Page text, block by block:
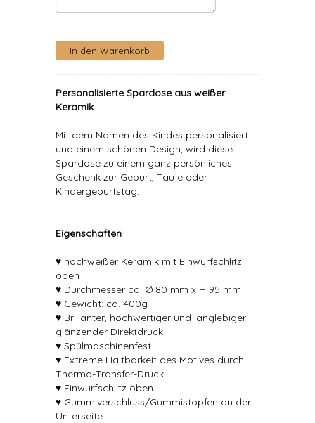
Personalisierte Spardose aus weißer
Keramik
Mit dem Namen des Kindes personalisiert
und einem schönen Design, wird diese
Spardose zu einem ganz persönliches
Geschenk zur Geburt, Taufe oder
Kindergeburtstag.
Eigenschaften
♥ hochweißer Keramik mit Einwurfschlitz
oben
♥ Durchmesser ca. Ø 80 mm x H 95 mm
♥ Gewicht: ca. 400g
♥ Brillanter, hochwertiger und langlebiger
glänzender Direktdruck
♥ Spülmaschinenfest
♥ Extreme Haltbarkeit des Motives durch
Thermo-Transfer-Druck
♥ Einwurfschlitz oben
♥ Gummiverschluss/Gummistopfen an der
Unterseite